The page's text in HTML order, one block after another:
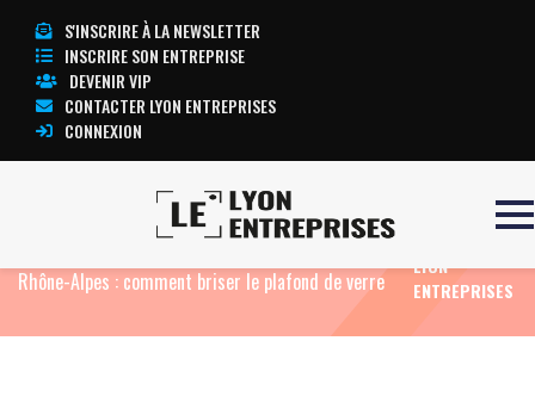
S'INSCRIRE À LA NEWSLETTER
INSCRIRE SON ENTREPRISE
DEVENIR VIP
CONTACTER LYON ENTREPRISES
CONNEXION
Actualité: Edito
Faible progression des
Rhône-Alpes : comment briser le plafond de verre
LYON
ENTREPRISES